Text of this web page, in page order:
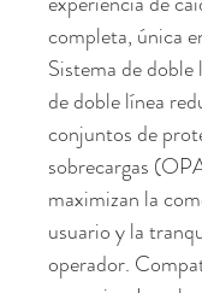
completa, única
Sistema de doble
de doble línea
conjuntos de
sobrecargas
maximizan la
usuario y la
operador.